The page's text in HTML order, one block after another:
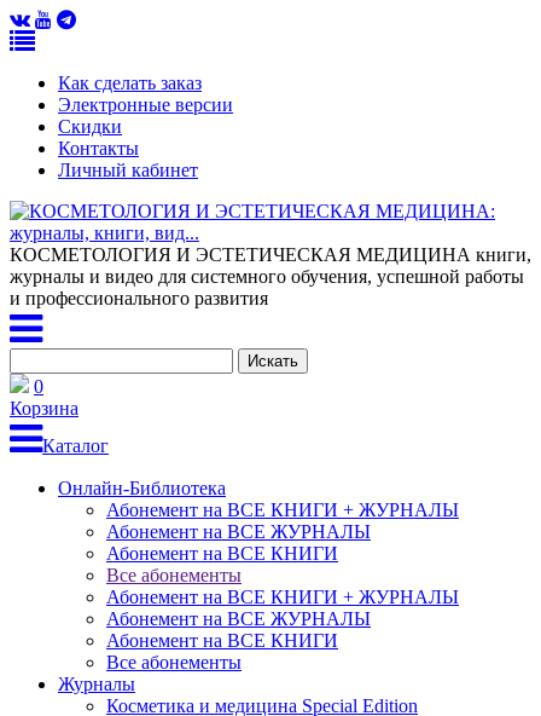
Как сделать заказ
Электронные версии
Скидки
Контакты
Личный кабинет
КОСМЕТОЛОГИЯ И ЭСТЕТИЧЕСКАЯ МЕДИЦИНА книги,
журналы и видео для системного обучения, успешной работы
и профессионального развития
0
Корзина
Каталог
Онлайн-Библиотека
Абонемент на ВСЕ КНИГИ + ЖУРНАЛЫ
Абонемент на ВСЕ ЖУРНАЛЫ
Абонемент на ВСЕ КНИГИ
Все абонементы
Абонемент на ВСЕ КНИГИ + ЖУРНАЛЫ
Абонемент на ВСЕ ЖУРНАЛЫ
Абонемент на ВСЕ КНИГИ
Все абонементы
Журналы
Косметика и медицина Special Edition